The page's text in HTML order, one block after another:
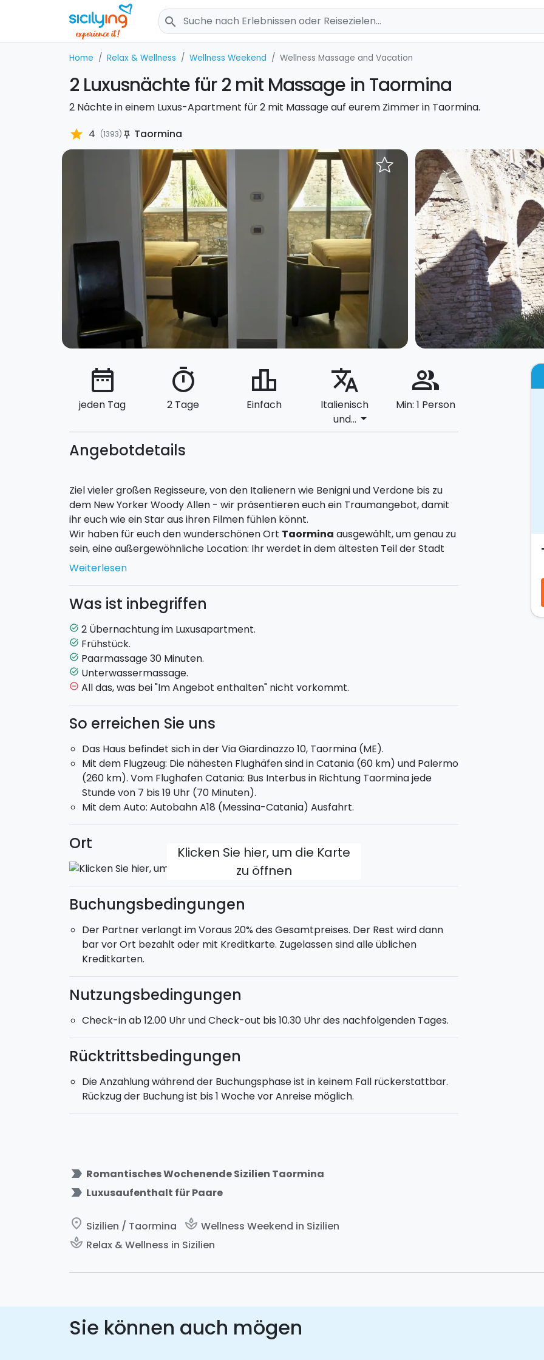
search
Home Relax & Wellness Wellness Weekend Wellness Massage and Vacation
2 Luxusnächte für 2 mit Massage in Taormina
2 Nächte in einem Luxus-Apartment für 2 mit Massage auf eurem Zimmer in Taormina.
star 4 (1393) push_pin Taormina
date_range
jeden Tag
timer
2 Tage
leaderboard
Einfach
translate
Italienisch
und... arrow_drop_down
people_alt
Min: 1 Person
Angebotdetails
Ziel vieler großen Regisseure, von den Italienern wie Benigni und Verdone bis zu
dem New Yorker Woody Allen - wir präsentieren euch ein Traumangebot, damit
ihr euch wie ein Star aus ihren Filmen fühlen könnt.
Wir haben für euch den wunderschönen Ort Taormina ausgewählt, um genau zu
sein, eine außergewöhnliche Location: Ihr werdet in dem ältesten Teil der Stadt
übernachten, in der romanischen Zone Naumachie.
ThermalbadundChromotherapie
der Stadt und unvergesslicher Paarmassage 50 Minuten direkt auf eurem
Zimmer. Eine Flasche Prosecco mit Erdbeeren gibt es auch dazu.
Ihr träumt nicht...Hauptdarsteller von alldem könnt ihr sein!
Weiterlesen
Was ist inbegriffen
task_alt 2 Übernachtung im Luxusapartment.
task_alt Frühstück.
task_alt Paarmassage 30 Minuten.
task_alt Unterwassermassage.
remove_circle_outline All das, was bei "Im Angebot enthalten" nicht vorkommt.
So erreichen Sie uns
Das Haus befindet sich in der Via Giardinazzo 10, Taormina (ME).
Mit dem Flugzeug: Die nähesten Flughäfen sind in Catania (60 km) und Palermo
(260 km). Vom Flughafen Catania: Bus Interbus in Richtung Taormina jede
Stunde von 7 bis 19 Uhr (70 Minuten).
Mit dem Auto: Autobahn A18 (Messina-Catania) Ausfahrt.
Ort
Klicken Sie hier, um die Karte
zu öffnen
Buchungsbedingungen
Der Partner verlangt im Voraus 20% des Gesamtpreises. Der Rest wird dann
bar vor Ort bezahlt oder mit Kreditkarte. Zugelassen sind alle üblichen
Kreditkarten.
Nutzungsbedingungen
Check-in ab 12.00 Uhr und Check-out bis 10.30 Uhr des nachfolgenden Tages.
Rücktrittsbedingungen
Die Anzahlung während der Buchungsphase ist in keinem Fall rückerstattbar.
Rückzug der Buchung ist bis 1 Woche vor Anreise möglich.
label_important Romantisches Wochenende Sizilien Taormina
label_important Luxusaufenthalt für Paare
place Sizilien / Taormina spa Wellness Weekend in Sizilien
spa Relax & Wellness in Sizilien
Sie können auch mögen